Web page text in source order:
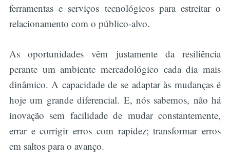
ferramentas e serviços tecnológicos para estreitar o
relacionamento com o público-alvo.
As oportunidades vêm justamente da resiliência
perante um ambiente mercadológico cada dia mais
dinâmico. A capacidade de se adaptar às mudanças é
hoje um grande diferencial. E, nós sabemos, não há
inovação sem facilidade de mudar constantemente,
errar e corrigir erros com rapidez; transformar erros
em saltos para o avanço.